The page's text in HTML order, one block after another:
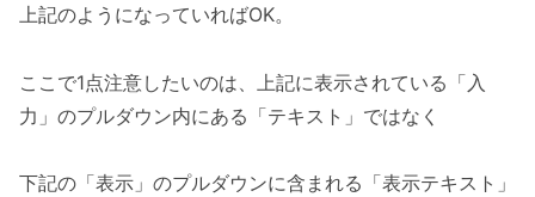
上記のようになっていればOK。
ここで1点注意したいのは、上記に表示されている「入
力」のプルダウン内にある「テキスト」ではなく
下記の「表示」のプルダウンに含まれる「表示テキスト」